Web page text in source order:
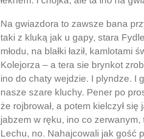
Na gwiazdora to zawsze bana
taki z kluką jak u gapy, stara
młodu, na blałki łaził, kamlotami
Kolejorza – a tera sie brynkot
ino do chaty wejdzie. I plyndze. I
nasze szare kluchy. Pener po
że rojbrował, a potem kielczył
jabzem w ręku, ino co zerwanym,
Lechu, no. Nahajcowali jak gość